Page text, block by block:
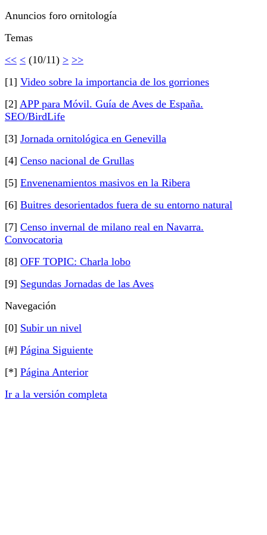
Anuncios foro ornitología
Temas
<< < (10/11) > >>
[1] Video sobre la importancia de los gorriones
[2] APP para Móvil. Guía de Aves de España.
SEO/BirdLife
[3] Jornada ornitológica en Genevilla
[4] Censo nacional de Grullas
[5] Envenenamientos masivos en la Ribera
[6] Buitres desorientados fuera de su entorno natural
[7] Censo invernal de milano real en Navarra.
Convocatoria
[8] OFF TOPIC: Charla lobo
[9] Segundas Jornadas de las Aves
Navegación
[0] Subir un nivel
[#] Página Siguiente
[*] Página Anterior
Ir a la versión completa